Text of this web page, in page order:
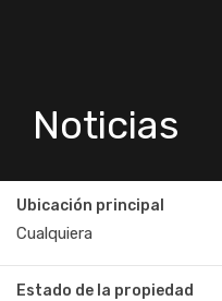
Noticias
Ubicación principal
Cualquiera
Estado de la propiedad